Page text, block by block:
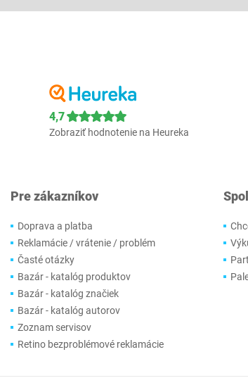
4,7
Zobraziť hodnotenie na Heureka
Pre zákazníkov
Doprava a platba
Reklamácie / vrátenie / problém
Časté otázky
Bazár - katalóg produktov
Bazár - katalóg značiek
Bazár - katalóg autorov
Zoznam servisov
Retino bezproblémové reklamácie